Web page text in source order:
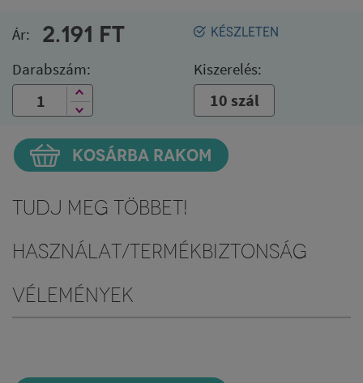
KÉSZLETEN
Ár: 2.191 FT
Darabszám: Kiszerelés:
10 szál
KOSÁRBA RAKOM
Tudj meg többet!
Használat/Termékbiztonság
Vélemények